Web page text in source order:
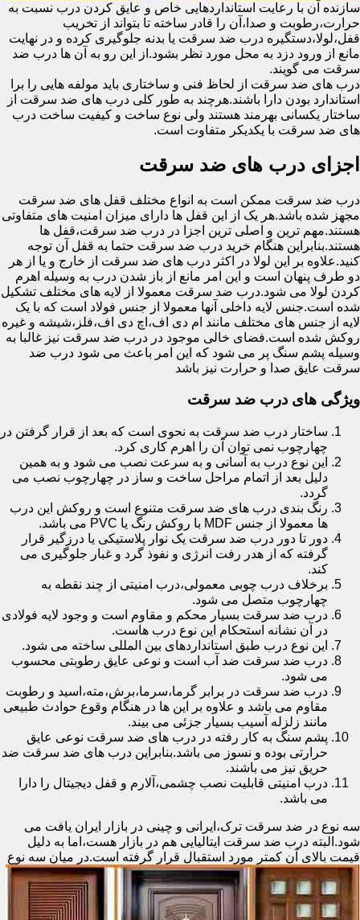
سازنده آن با رعایت استانداردهایی خاص و عایق کردن درب نسبت به
حرارت،رطوبت و صدا،آن را قادر ساخته تا بتواند از تخریب
قفل،لولا،دستگیره درب ضد سرقت یا بدنه جلوگیری کرده و در نهایت
مانع از ورود دزد به محل مورد نظر بشود.از این رو به آن ها درب ضد
سرقت می گویند.
درب های ضد سرقت از لحاظ فنی و ساختاری باید مولفه هایی را برا
استاندارد بودن دارا باشند.هرچند به طور کلی درب های ضد سرقت از
ساختار یکسانی بهرمند هستند ولی نوع ساخت و کیفیت ساخت درب
های ضد سرقت با یکدیکر متفاوت است.
اجزای درب های ضد سرقت
درب ضد سرقت ممکن است به انواع مختلف قفل های ضد سرقت
مجهز شده باشد.هر یک از این قفل ها دارای میزان امنیت های متفاوتی
هستند.مهم ترین و اصلی ترین اجزا در درب ضد سرقت،قفل ها
هستند.بنابراین هنگام خرید درب ضد سرقت حتما به قفل آن توجه
کنید.علاوه بر این لولا در اکثر درب های ضد سرقت از خارج و یا از هر
دو طرف پنهان است و این امر مانع از باز شدن درب به وسیله اهرم
کردن لولا می شود.درب ضد سرقت معمولا از لایه های مختلف تشکیل
شده است.جنس لایه داخلی آنها معمولا از جنس فولاد است که با یک
لایه از جنس های مختلف مانند ام دی اف،اچ دی اف،فلز،شیشه و غیره
روکش شده است.فضای خالی موجود در درب ضد سرقت نیز غالبا به
وسیله پشم سنگ پر می شود که این امر باعث می شود درب ضد
سرقت عایق صدا و حرارت نیز باشد
ویژگی های درب ضد سرقت
ساختار درب ضد سرقت به نحوی است که بعد از قرار گرفتن در
چهارچوب نمی توان آن را اهرم کاری کرد.
این نوع درب به آسانی و به سرعت نصب می شود و به همین
دلیل بعد از اتمام مراحل ساخت و ساز در چهارچوب نصب می
گردد.
رنگ بندی درب های ضد سرقت متنوع است و روکش این درب
ها معمولا از جنس MDF با روکش رنگ یا PVC می باشد.
دور تا دور درب ضد سرقت یک نوار پلاستیکی یا درزگیر قرار
گرفته که از هدر رفت انرژی و نفوذ گرد و غبار جلوگیری می
کند.
برخلاف درب چوبی معمولی،درب امنیتی از چند نقطه به
چهارچوب متصل می شود.
درب ضد سرقت بسیار محکم و مقاوم است و وجود لایه فولادی
در آن نشانه استحکام این نوع درب هاست.
این نوع درب طبق استانداردهای بین المللی ساخته می شود.
درب ضد سرقت ضد آب است و نوعی عایق رطوبتی محسوب
می شود.
درب ضد سرقت در برابر گرما،سرما،برش،مته،اسید و رطوبت
مقاوم می باشد و علاوه بر این ها در هنگام وقوع حوادث طبیعی
مانند زلزله آسیب بسیار جزئی می بیند.
پشم سنگ به کار رفته در درب های ضد سرقت نوعی عایق
حرارتی بوده و نسوز می باشد.بنابراین درب های ضد سرقت ضد
حریق نیز می باشند.
درب امنیتی قابلیت نصب چشمی،آلارم و قفل دیجیتال را دارا
می باشد.
سه نوع در ضد سرقت ترک،ایرانی و چینی در بازار ایران یافت می
شود.البته درب ضد سرقت ایتالیایی هم در بازار هست،اما به دلیل
قیمت بالای آن کمتر مورد استقبال قرار گرفته است.در میان سه نوع